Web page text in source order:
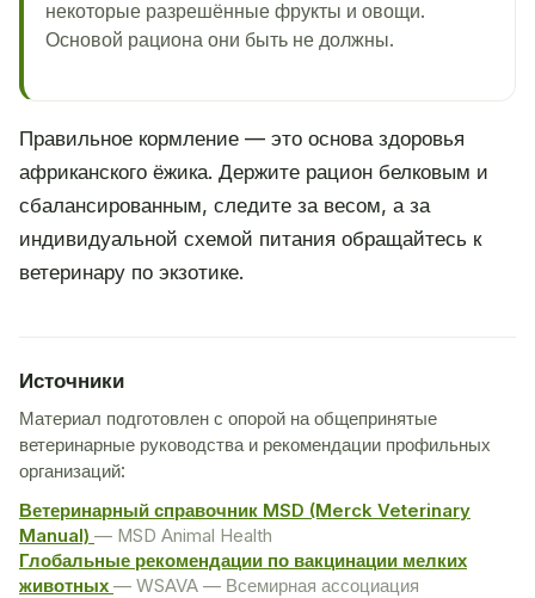
некоторые разрешённые фрукты и овощи.
Основой рациона они быть не должны.
Правильное кормление — это основа здоровья
африканского ёжика. Держите рацион белковым и
сбалансированным, следите за весом, а за
индивидуальной схемой питания обращайтесь к
ветеринару по экзотике.
Источники
Материал подготовлен с опорой на общепринятые
ветеринарные руководства и рекомендации профильных
организаций:
Ветеринарный справочник MSD (Merck Veterinary
Manual) — MSD Animal Health
Глобальные рекомендации по вакцинации мелких
животных — WSAVA — Всемирная ассоциация